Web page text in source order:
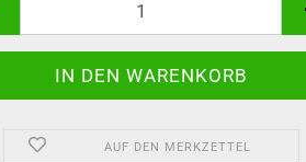
AUF DEN MERKZETTEL